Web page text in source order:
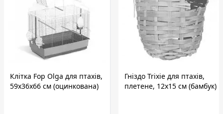
Клітка Fop Olga для птахів,
59х36х66 см (оцинкована)
Гніздо Trixie для птахів,
плетене, 12x15 см (бамбук)